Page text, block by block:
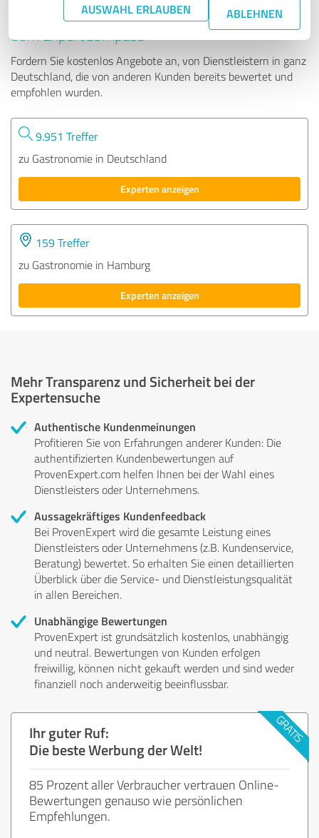
AUSWAHL ERLAUBEN ABLEHNEN
Tipp: Die passenden Experten finden - mit
dem ExpertCompass
Fordern Sie kostenlos Angebote an, von Dienstleistern in ganz
Deutschland, die von anderen Kunden bereits bewertet und
empfohlen wurden.
9.951 Treffer
zu Gastronomie in Deutschland
Experten anzeigen
159 Treffer
zu Gastronomie in Hamburg
Experten anzeigen
Mehr Transparenz und Sicherheit bei der
Expertensuche
Authentische Kundenmeinungen
Profitieren Sie von Erfahrungen anderer Kunden: Die
authentifizierten Kundenbewertungen auf
ProvenExpert.com helfen Ihnen bei der Wahl eines
Dienstleisters oder Unternehmens.
Aussagekräftiges Kundenfeedback
Bei ProvenExpert wird die gesamte Leistung eines
Dienstleisters oder Unternehmens (z.B. Kundenservice,
Beratung) bewertet. So erhalten Sie einen detaillierten
Überblick über die Service- und Dienstleistungsqualität
in allen Bereichen.
Unabhängige Bewertungen
ProvenExpert ist grundsätzlich kostenlos, unabhängig
und neutral. Bewertungen von Kunden erfolgen
freiwillig, können nicht gekauft werden und sind weder
finanziell noch anderweitig beeinflussbar.
Ihr guter Ruf:
Die beste Werbung der Welt!
85 Prozent aller Verbraucher vertrauen Online-
Bewertungen genauso wie persönlichen
Empfehlungen.